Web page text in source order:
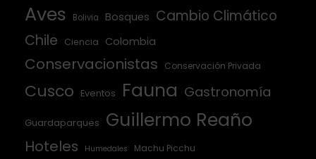
Aves Bolivia Bosques Cambio Climático
Chile
Ciencia Colombia
Conservacionistas Conservación Privada
Cusco Eventos Fauna Gastronomía
Guardaparques Guillermo Reaño
Hoteles Humedales Machu Picchu